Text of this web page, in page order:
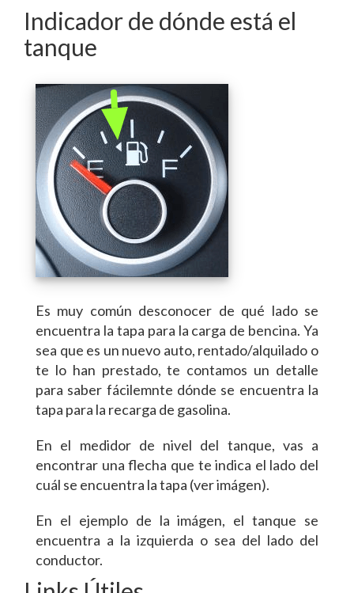
Indicador de dónde está el
tanque
Es muy común desconocer de qué lado se
encuentra la tapa para la carga de bencina. Ya
sea que es un nuevo auto, rentado/alquilado o
te lo han prestado, te contamos un detalle
para saber fácilemnte dónde se encuentra la
tapa para la recarga de gasolina.
En el medidor de nivel del tanque, vas a
encontrar una flecha que te indica el lado del
cuál se encuentra la tapa (ver imágen).
En el ejemplo de la imágen, el tanque se
encuentra a la izquierda o sea del lado del
conductor.